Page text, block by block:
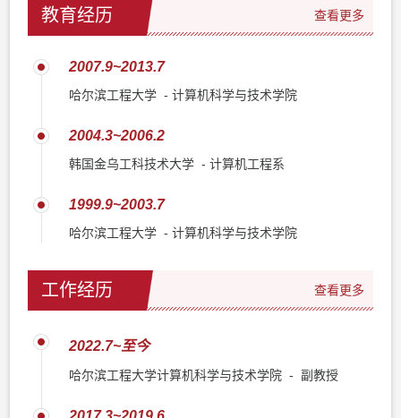
教育经历 查看更多
2007.9~2013.7
哈尔滨工程大学 - 计算机科学与技术学院
2004.3~2006.2
韩国金乌工科技术大学 - 计算机工程系
1999.9~2003.7
哈尔滨工程大学 - 计算机科学与技术学院
工作经历 查看更多
2022.7~至今
哈尔滨工程大学计算机科学与技术学院 - 副教授